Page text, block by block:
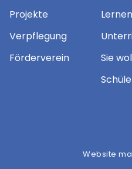
Projekte
Verpflegung
Förderverein
Lernen
Sie
Website